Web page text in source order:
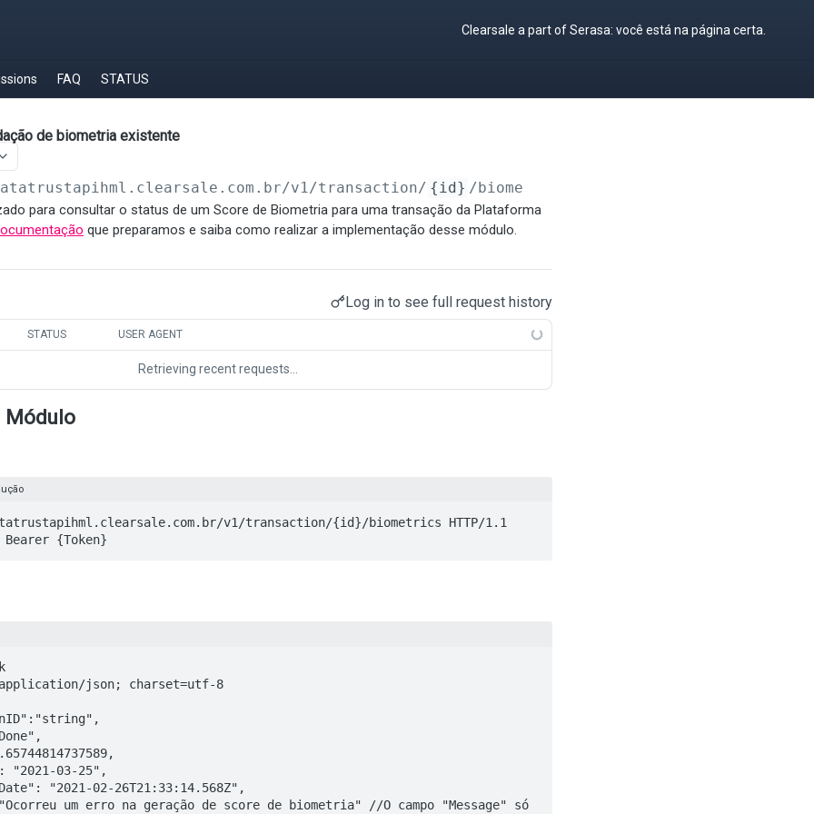
Clearsale a part of Serasa: você está na página certa.
FAQ STATUS
de biometria existente
v1/transaction/ {id} /biometrics
para consultar o status de um Score de Biometria para uma transação da Plataforma
que preparamos e saiba como realizar a implementação desse módulo.
Log in to see full request history
STATUS USER AGENT
Retrieving recent requests…
Módulo
v1/transaction/{id}/biometrics HTTP/1.1
{Token}
application/json; charset=utf-8